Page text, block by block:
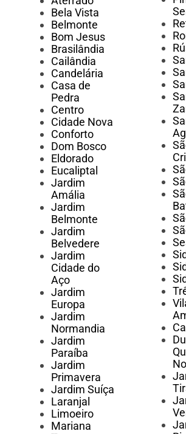
Bela Vista
Belmonte
Bom Jesus
Brasilândia
Cailândia
Candelária
Casa de
Pedra
Centro
Cidade Nova
Conforto
Dom Bosco
Eldorado
Eucaliptal
Jardim
Amália
Jardim
Belmonte
Jardim
Belvedere
Jardim
Cidade do
Aço
Jardim
Europa
Jardim
Normandia
Jardim
Paraíba
Jardim
Primavera
Jardim Suíça
Laranjal
Limoeiro
Mariana